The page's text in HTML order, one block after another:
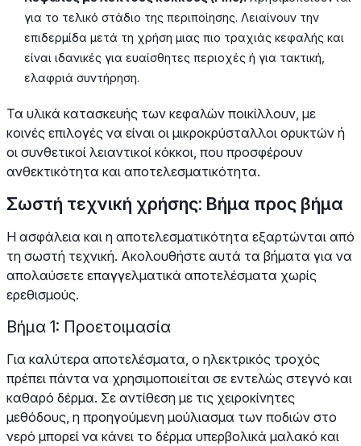
για το τελικό στάδιο της περιποίησης. Λειαίνουν την
επιδερμίδα μετά τη χρήση μιας πιο τραχιάς κεφαλής και
είναι ιδανικές για ευαίσθητες περιοχές ή για τακτική,
ελαφριά συντήρηση.
Τα υλικά κατασκευής των κεφαλών ποικίλλουν, με
κοινές επιλογές να είναι οι μικροκρύσταλλοι ορυκτών ή
οι συνθετικοί λειαντικοί κόκκοι, που προσφέρουν
ανθεκτικότητα και αποτελεσματικότητα.
Σωστή τεχνική χρήσης: Βήμα προς βήμα
Η ασφάλεια και η αποτελεσματικότητα εξαρτώνται από
τη σωστή τεχνική. Ακολουθήστε αυτά τα βήματα για να
απολαύσετε επαγγελματικά αποτελέσματα χωρίς
ερεθισμούς.
Βήμα 1: Προετοιμασία
Για καλύτερα αποτελέσματα, ο ηλεκτρικός τροχός
πρέπει πάντα να χρησιμοποιείται σε εντελώς στεγνό και
καθαρό δέρμα. Σε αντίθεση με τις χειροκίνητες
μεθόδους, η προηγούμενη μούλιασμα των ποδιών στο
νερό μπορεί να κάνει το δέρμα υπερβολικά μαλακό και